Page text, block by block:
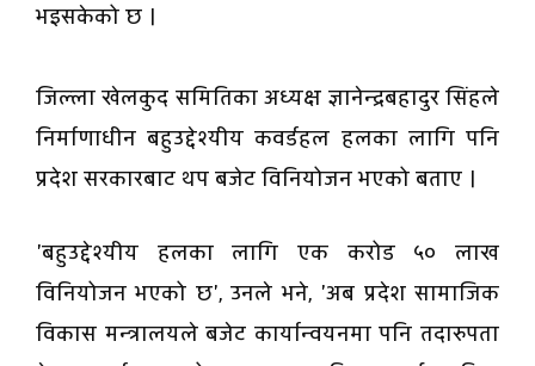
भइसकेको छ ।
जिल्ला खेलकुद समितिका अध्यक्ष ज्ञानेन्द्रबहादुर सिंहले
निर्माणाधीन बहुउद्देश्यीय कवर्डहल हलका लागि पनि
प्रदेश सरकारबाट थप बजेट विनियोजन भएको बताए ।
'बहुउद्देश्यीय हलका लागि एक करोड ५० लाख
विनियोजन भएको छ', उनले भने, 'अब प्रदेश सामाजिक
विकास मन्त्रालयले बजेट कार्यान्वयनमा पनि तदारुपता